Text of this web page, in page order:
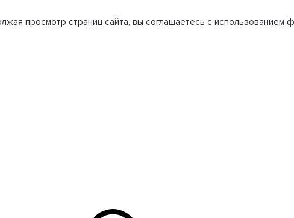
просмотр страниц сайта, вы соглашаетесь с использованием